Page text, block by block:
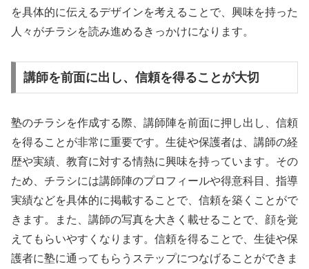
を具体的に伝えるデザインを考えることで、興味を持った
人々がチラシを読み進めるきっかけになります。
講師を前面に出し、信頼を得ることが大切
塾のチラシを作成する際、講師陣を前面に押し出し、信頼
を得ることが非常に重要です。生徒や保護者は、講師の経
歴や実績、教育に対する情熱に興味を持っています。その
ため、チラシには講師陣のプロフィールや得意科目、指導
実績などを具体的に掲載することで、信頼を築くことがで
きます。また、講師の写真を大きく載せることで、顔を覚
えてもらいやすくなります。信頼を得ることで、生徒や保
護者に塾に通ってもらうステップにつなげることができま